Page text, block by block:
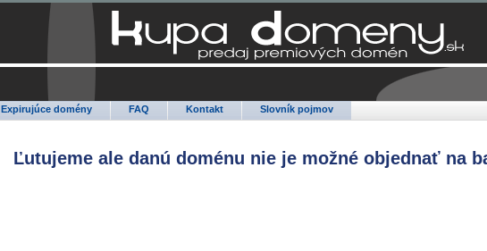
Expirujúce domény FAQ Kontakt Slovník pojmov
Ľutujeme ale danú doménu nie je možné objednať na